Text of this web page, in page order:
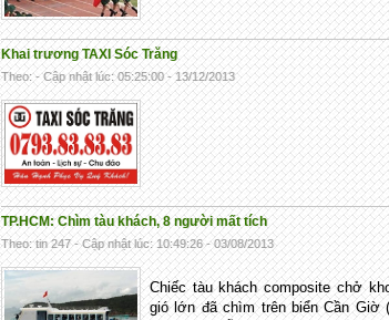
Khai trương TAXI Sóc Trăng
Theo: - Cập nhật lúc: 05:25:00 - 13/12/2013
TP.HCM: Chìm tàu khách, 8 người mất tích
Theo: tin 247 - Cập nhật lúc: 10:49:26 - 03/08/2013
Chiếc tàu khách composite chở
gió lớn đã chìm trên biển Cần Giờ